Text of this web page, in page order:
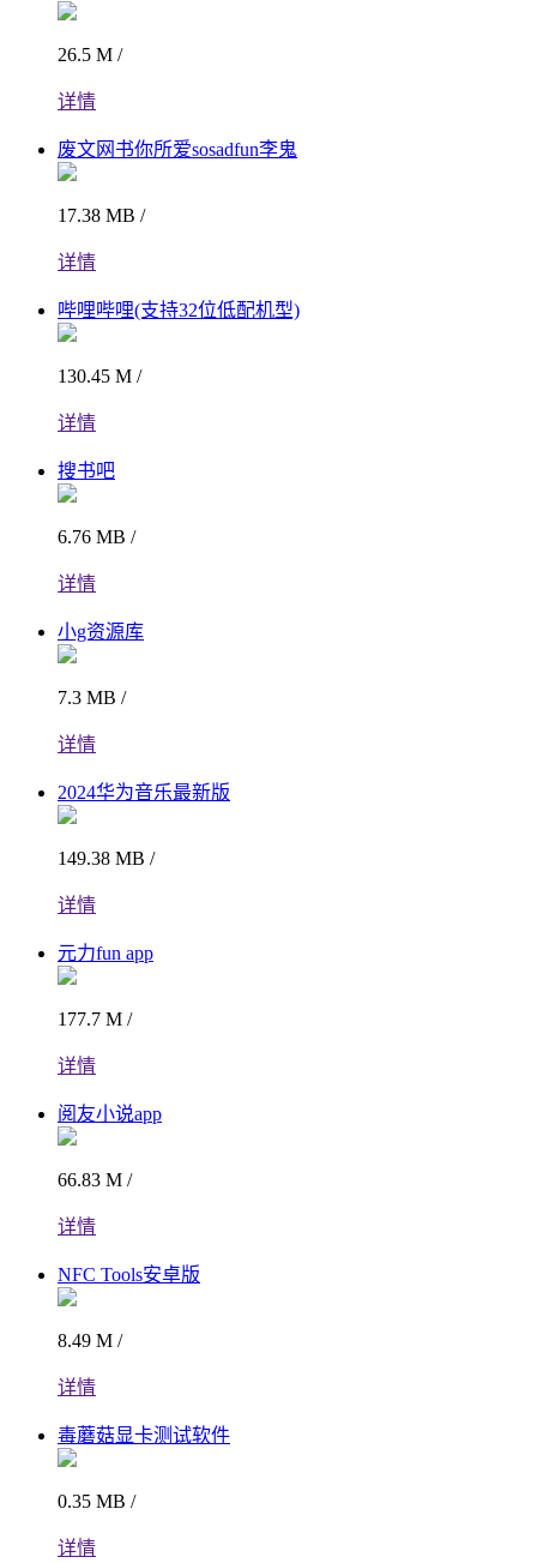
26.5 M /
详情
废文网书你所爱sosadfun李鬼
17.38 MB /
详情
哔哩哔哩(支持32位低配机型)
130.45 M /
详情
搜书吧
6.76 MB /
详情
小g资源库
7.3 MB /
详情
2024华为音乐最新版
149.38 MB /
详情
元力fun app
177.7 M /
详情
阅友小说app
66.83 M /
详情
NFC Tools安卓版
8.49 M /
详情
毒蘑菇显卡测试软件
0.35 MB /
详情